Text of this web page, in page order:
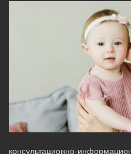
консультационно-